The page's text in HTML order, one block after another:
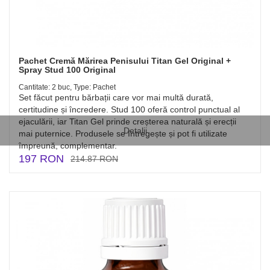
Detalii
Pachet Cremă Mărirea Penisului Titan Gel Original +
Spray Stud 100 Original
Cantitate: 2 buc, Type: Pachet
Set făcut pentru bărbații care vor mai multă durată,
certitudine și încredere. Stud 100 oferă control punctual al
ejaculării, iar Titan Gel prinde creșterea naturală și erecții
mai puternice. Produsele se întregește și pot fi utilizate
împreună, complementar.
197 RON 214.87 RON